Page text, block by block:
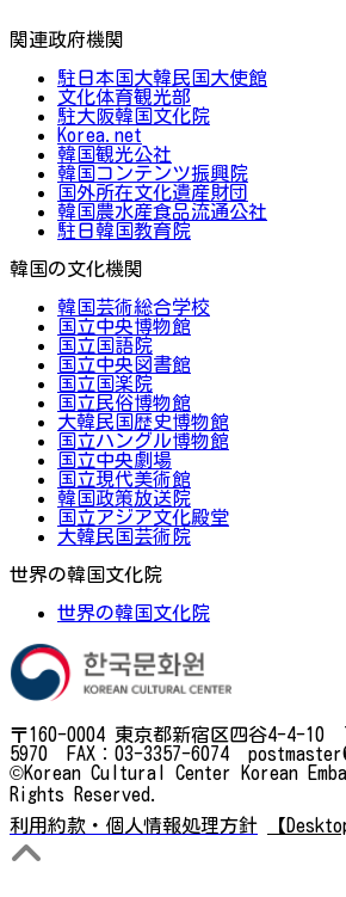
関連政府機関
駐日本国大韓民国大使館
文化体育観光部
駐大阪韓国文化院
Korea.net
韓国観光公社
韓国コンテンツ振興院
国外所在文化遺産財団
韓国農水産食品流通公社
駐日韓国教育院
韓国の文化機関
韓国芸術総合学校
国立中央博物館
国立国語院
国立中央図書館
国立国楽院
国立民俗博物館
大韓民国歴史博物館
国立ハングル博物館
国立中央劇場
国立現代美術館
韓国政策放送院
国立アジア文化殿堂
大韓民国芸術院
世界の韓国文化院
世界の韓国文化院
〒160-0004 東京都新宿区四谷4-4-10
5970 FAX：03-3357-6074
©Korean Cultural Center Korean
Rights Reserved.
利用約款・個人情報処理方針
【